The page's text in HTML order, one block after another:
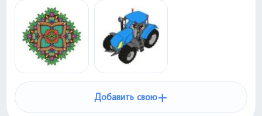
Добавить свою+